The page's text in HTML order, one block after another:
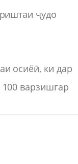
ҷудо
осиёӣ, ки дар
варзишгар